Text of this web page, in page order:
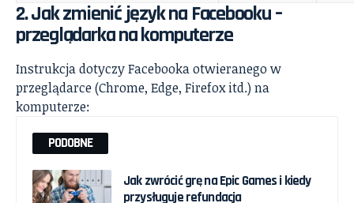
2. Jak zmienić język na Facebooku –
przeglądarka na komputerze
Instrukcja dotyczy Facebooka otwieranego w
przeglądarce (Chrome, Edge, Firefox itd.) na
komputerze:
PODOBNE
Jak zwrócić grę na Epic Games i kiedy
przysługuje refundacja